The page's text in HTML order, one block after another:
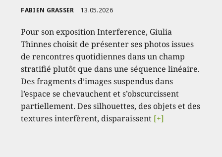
FABIEN GRASSER 13.05.2026
Pour son exposition Interference, Giulia
Thinnes choisit de présenter ses photos issues
de rencontres quotidiennes dans un champ
stratifié plutôt que dans une séquence linéaire.
Des fragments d’images suspendus dans
l’espace se chevauchent et s’obscurcissent
partiellement. Des silhouettes, des objets et des
textures interfèrent, disparaissent [+]